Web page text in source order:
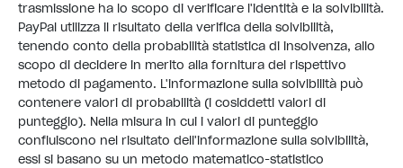
trasmissione ha lo scopo di verificare l'identità e la solvibilità.
PayPal utilizza il risultato della verifica della solvibilità,
tenendo conto della probabilità statistica di insolvenza, allo
scopo di decidere in merito alla fornitura del rispettivo
metodo di pagamento. L'informazione sulla solvibilità può
contenere valori di probabilità (i cosiddetti valori di
punteggio). Nella misura in cui i valori di punteggio
confluiscono nel risultato dell'informazione sulla solvibilità,
essi si basano su un metodo matematico-statistico